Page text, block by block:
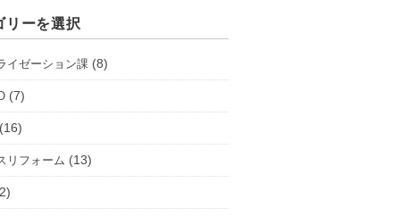
リーを選択
イゼーション課 (8)
(7)
リフォーム (13)